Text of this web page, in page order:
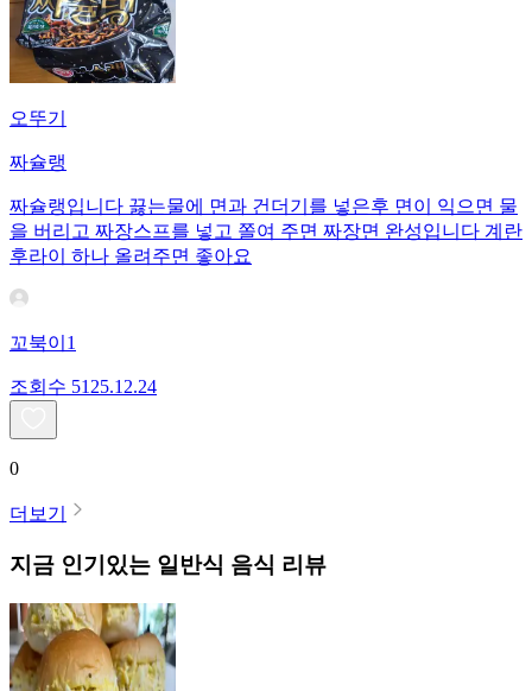
오뚜기
짜슐랭
짜슐랭입니다 끓는물에 면과 건더기를 넣은후 면이 익으면 물
을 버리고 짜장스프를 넣고 쫄여 주면 짜장면 완성입니다 계란
후라이 하나 올려주면 좋아요
꼬북이1
조회수 51 25.12.24
0
더보기
지금 인기있는 일반식 음식 리뷰